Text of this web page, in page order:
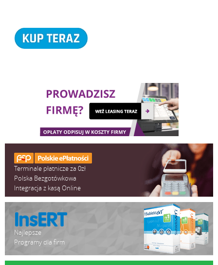
Terminale płatnicze za 0zł
Polska Bezgotówkowa
Integracja z kasą Online
Najlepsze
Programy dla firm